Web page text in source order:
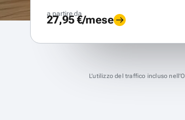
a partire da
27,95 €/mese
L’utilizzo del traffico incluso